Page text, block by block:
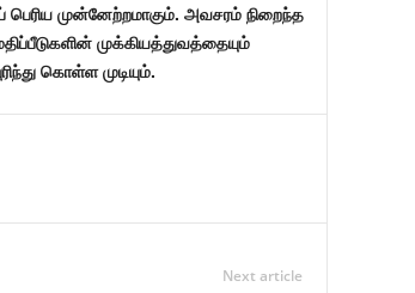
முன்னேற்றமாகும். அவசரம் நிறைந்த
முக்கியத்துவத்தையும்
கொள்ள முடியும்.
Next article